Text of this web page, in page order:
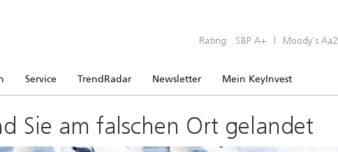
Rating: S&P A+ | Moody’s Aa2
Service TrendRadar Newsletter Mein KeyInvest
Sie am falschen Ort gelandet